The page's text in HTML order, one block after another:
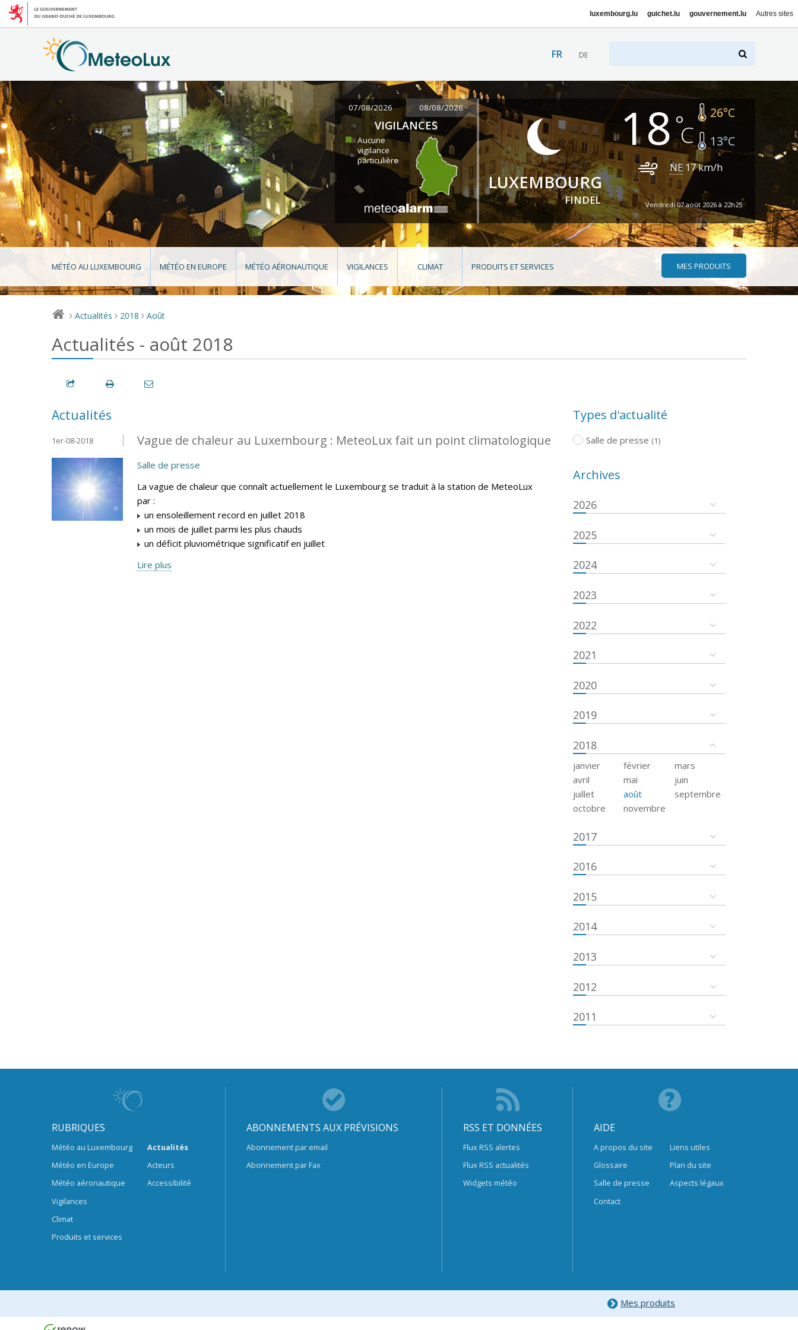
luxembourg.lu guichet.lu gouvernement.lu Autres sites
FR DE
07/08/2026 08/08/2026
VIGILANCES
Aucune
vigilance
particulière
LUXEMBOURG
FINDEL
18 26°C
13°C
NE 17km/h
Vendredi 07 août 2026 à 22h25
MÉTÉO AU LUXEMBOURG MÉTÉO EN EUROPE MÉTÉO AÉRONAUTIQUE VIGILANCES CLIMAT PRODUITS ET SERVICES MES PRODUITS
> Actualités > 2018 > Août
Actualités - août 2018
Actualités
Vague de chaleur au Luxembourg : MeteoLux fait un point climatologique
1er-08-2018
Salle de presse
La vague de chaleur que connaît actuellement le Luxembourg se traduit à la station de MeteoLux
par :
un ensoleillement record en juillet 2018
un mois de juillet parmi les plus chauds
un déficit pluviométrique significatif en juillet
Lire plus
Types d'actualité
Salle de presse (1)
Archives
2026
2025
2024
2023
2022
2021
2020
2019
2018
janvier février
mars
avril
mai
juin
juillet
août
septembre
octobre
novembre
2017
2016
2015
2014
2013
2012
2011
RUBRIQUES
Météo au Luxembourg
Météo en Europe
Météo aéronautique
Vigilances
Climat
Produits et services
Actualités
Acteurs
Accessibilité
ABONNEMENTS AUX PRÉVISIONS
Abonnement par email
Abonnement par Fax
RSS ET DONNÉES
Flux RSS alertes
Flux RSS actualités
Widgets météo
AIDE
A propos du site
Glossaire
Salle de presse
Contact
Liens utiles
Plan du site
Aspects légaux
Mes produits